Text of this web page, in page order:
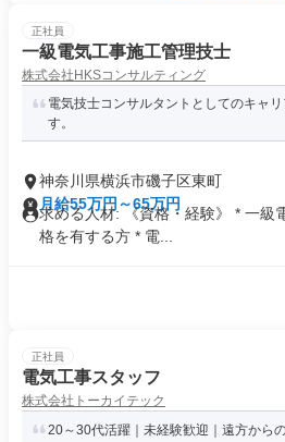
正社員
一級電気工事施工管理技士
株式会社HKSコンサルティング
電気技士コンサルタントとしてのキャ
す。
神奈川県横浜市磯子区東町
月給55万円～65万円
求める人材: 《資格・経験》 * 一級
格を有する方 * 電...
正社員
電気工事スタッフ
株式会社トーカイテック
20～30代活躍｜未経験歓迎｜遠方から